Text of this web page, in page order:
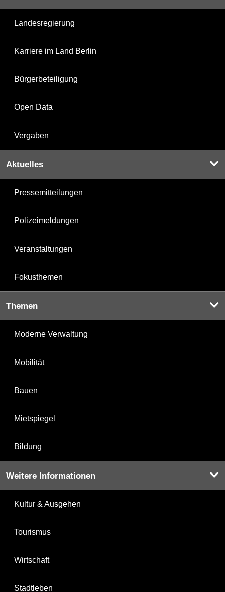
Landesregierung
Karriere im Land Berlin
Bürgerbeteiligung
Open Data
Vergaben
Aktuelles
Pressemitteilungen
Polizeimeldungen
Veranstaltungen
Fokusthemen
Themen
Moderne Verwaltung
Mobilität
Bauen
Mietspiegel
Bildung
Weitere Informationen
Kultur & Ausgehen
Tourismus
Wirtschaft
Stadtleben